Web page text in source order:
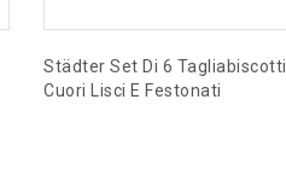
Städter Set Di 6 Tagliabiscotti
Cuori Lisci E Festonati